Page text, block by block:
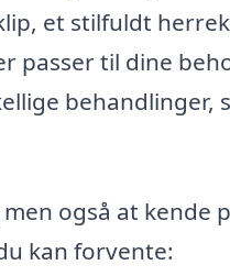
et stilfuldt
passer til dine
behandlinger,
også at kende
kan forvente: